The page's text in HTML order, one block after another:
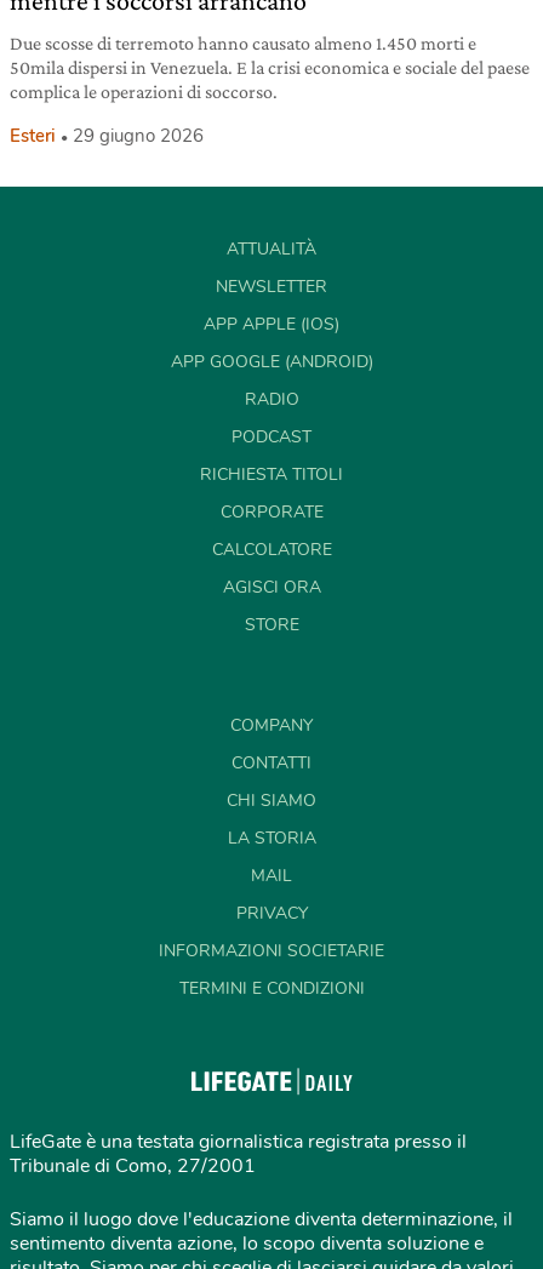
Due scosse di terremoto hanno causato almeno 1.450 morti e
50mila dispersi in Venezuela. E la crisi economica e sociale del paese
complica le operazioni di soccorso.
Esteri 29 giugno 2026
ATTUALITÀ
NEWSLETTER
APP APPLE (IOS)
APP GOOGLE (ANDROID)
RADIO
PODCAST
RICHIESTA TITOLI
CORPORATE
CALCOLATORE
AGISCI ORA
STORE
COMPANY
CONTATTI
CHI SIAMO
LA STORIA
MAIL
PRIVACY
INFORMAZIONI SOCIETARIE
TERMINI E CONDIZIONI
LifeGate è una testata giornalistica registrata presso il
Tribunale di Como, 27/2001
Siamo il luogo dove l'educazione diventa determinazione, il
sentimento diventa azione, lo scopo diventa soluzione e